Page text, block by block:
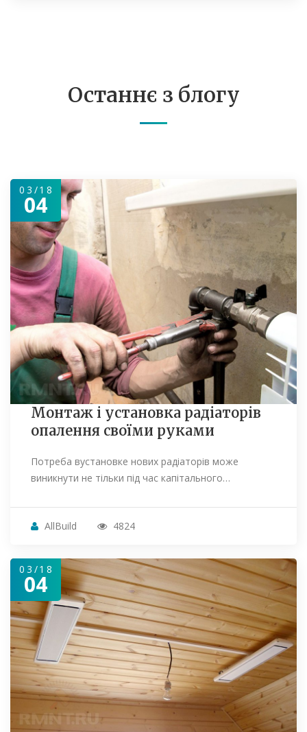
Останнє з блогу
03/18
04
Монтаж і установка радіаторів
опалення своїми руками
Потреба вустановке нових радіаторів може
виникнути не тільки під час капітального…
AllBuild 4824
03/18
04